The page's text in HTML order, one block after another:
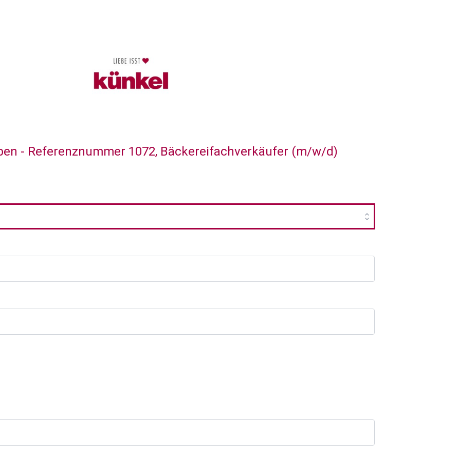
- Referenznummer 1072, Bäckereifachverkäufer (m/w/d)